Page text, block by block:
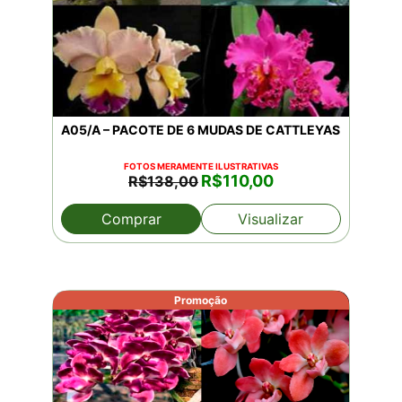
A05/A – PACOTE DE 6 MUDAS DE CATTLEYAS
FOTOS MERAMENTE ILUSTRATIVAS
R$138,00 O
preço
original
era:
R$138,00.
R$110,00O
atual
é:
R$110,00.
Comprar Visualizar
Promoção